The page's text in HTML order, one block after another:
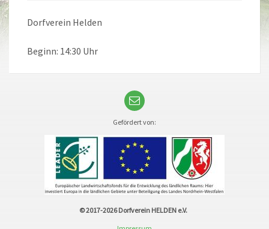
Dorfverein Helden
Beginn: 14:30 Uhr
Gefördert von:
© 2017-2026Dorfverein HELDEN e.V.